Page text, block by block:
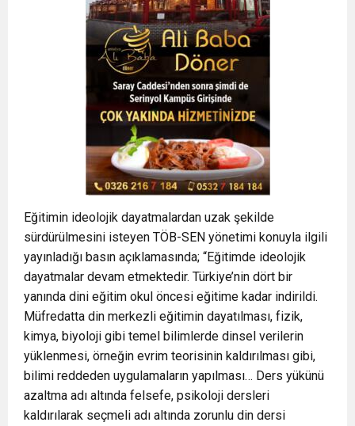
Eğitimin ideolojik dayatmalardan uzak şekilde
sürdürülmesini isteyen TÖB-SEN yönetimi konuyla ilgili
yayınladığı basın açıklamasında; “Eğitimde ideolojik
dayatmalar devam etmektedir. Türkiye’nin dört bir
yanında dini eğitim okul öncesi eğitime kadar indirildi.
Müfredatta din merkezli eğitimin dayatılması, fizik,
kimya, biyoloji gibi temel bilimlerde dinsel verilerin
yüklenmesi, örneğin evrim teorisinin kaldırılması gibi,
bilimi reddeden uygulamaların yapılması… Ders yükünü
azaltma adı altında felsefe, psikoloji dersleri
kaldırılarak seçmeli adı altında zorunlu din dersi